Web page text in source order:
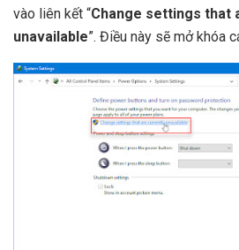
vào liên kết “Change settings that
unavailable”. Điều này sẽ mở khóa